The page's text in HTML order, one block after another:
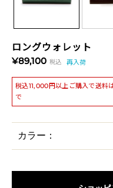
ロングウォレット
¥89,100 税込 再入荷
税込11,000円以上ご購入で送料
で
カラー：